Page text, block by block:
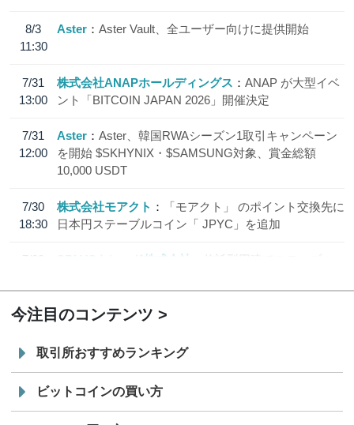
8/3
11:30
Aster Aster Vault、全ユーザー向けに提供開始
7/31
13:00
株式会社ANAPホールディングス
ANAP が大型イベ
ント「BITCOIN JAPAN 2026」開催決定
7/31
12:00
Aster
Aster、韓国RWAシーズン1取引キャンペーン
を開始 $SKHYNIX・$SAMSUNG対象、賞金総額
10,000 USDT
7/30
18:30
株式会社モアクト
「モアクト」 のポイント交換先に
日本円ステーブルコイン「 JPYC」を追加
7/29
SBI VCトレード株式会社
信託型円建てステーブル
今注目のコンテンツ
取引所おすすめランキング
ビットコインの買い方